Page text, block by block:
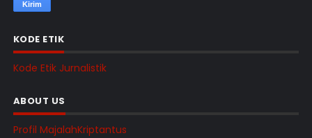
KODE ETIK
Kode Etik Jurnalistik
ABOUT US
Profil MajalahKriptantus